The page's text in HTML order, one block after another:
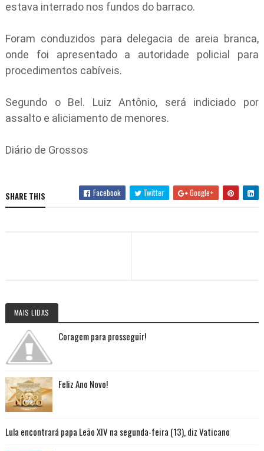
estava interrado nos fundos do barraco.
Foram conduzidos para delegacia de areia branca,
onde foi apresentado a autoridade policial para
procedimentos cabíveis.
Segundo o Bel. Luiz Antônio, será indiciado por
assalto e aliciamento de menores.
Diário de Grossos
SHARE THIS Facebook Twitter Google+
MAIS LIDAS
Coragem para prosseguir!
Feliz Ano Novo!
Lula encontrará papa Leão XIV na segunda-feira (13), diz Vaticano